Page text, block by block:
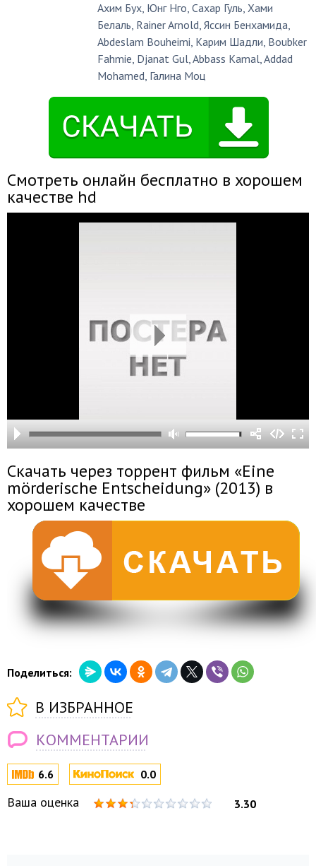
Ахим Бух, Юнг Нго,Сахар Гуль,Хами
Белаль, Rainer Arnold,Яссин Бенхамида,
Abdeslam Bouheimi, Карим Шадли, Boubker
Fahmie, Djanat Gul,Abbass Kamal,Addad
Mohamed, Галина Моц
6.6 0.0
Ваша оценка 3.30
Смотреть онлайн бесплатно в хорошем
качестве hd
Скачать через торрент фильм «Eine
mörderische Entscheidung» (2013) в
хорошем качестве
Поделиться:
В ИЗБРАННОЕ
КОММЕНТАРИИ